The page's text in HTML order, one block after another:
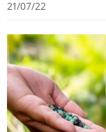
21/07/22